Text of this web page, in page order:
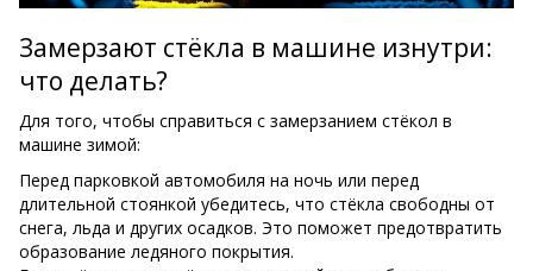
Замерзают стёкла в машине изнутри:
что делать?
Для того, чтобы справиться с замерзанием стёкол в
машине зимой:
Перед парковкой автомобиля на ночь или перед
длительной стоянкой убедитесь, что стёкла свободны от
снега, льда и других осадков. Это поможет предотвратить
образование ледяного покрытия.